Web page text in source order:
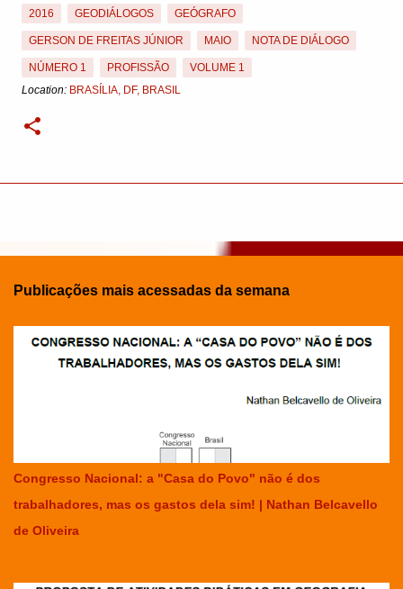
2016 GEODIÁLOGOS GEÓGRAFO
GERSON DE FREITAS JÚNIOR MAIO NOTA DE DIÁLOGO
NÚMERO 1 PROFISSÃO
VOLUME 1
Location: BRASÍLIA, DF, BRASIL
Publicações mais acessadas da semana
Congresso Nacional: a "Casa do Povo" não é dos
trabalhadores, mas os gastos dela sim! | Nathan Belcavello
de Oliveira